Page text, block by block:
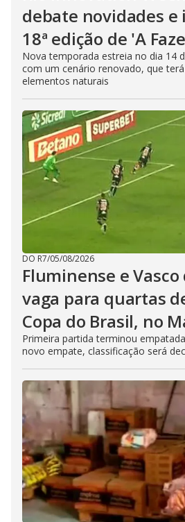
debate novidades e
18ª edição de 'A
Nova temporada estreia no dia 14
com um cenário renovado, que
elementos naturais
DO R7/05/08/2026
Fluminense e
vaga para quartas
Copa do Brasil, no
Primeira partida terminou
novo empate, classificação será